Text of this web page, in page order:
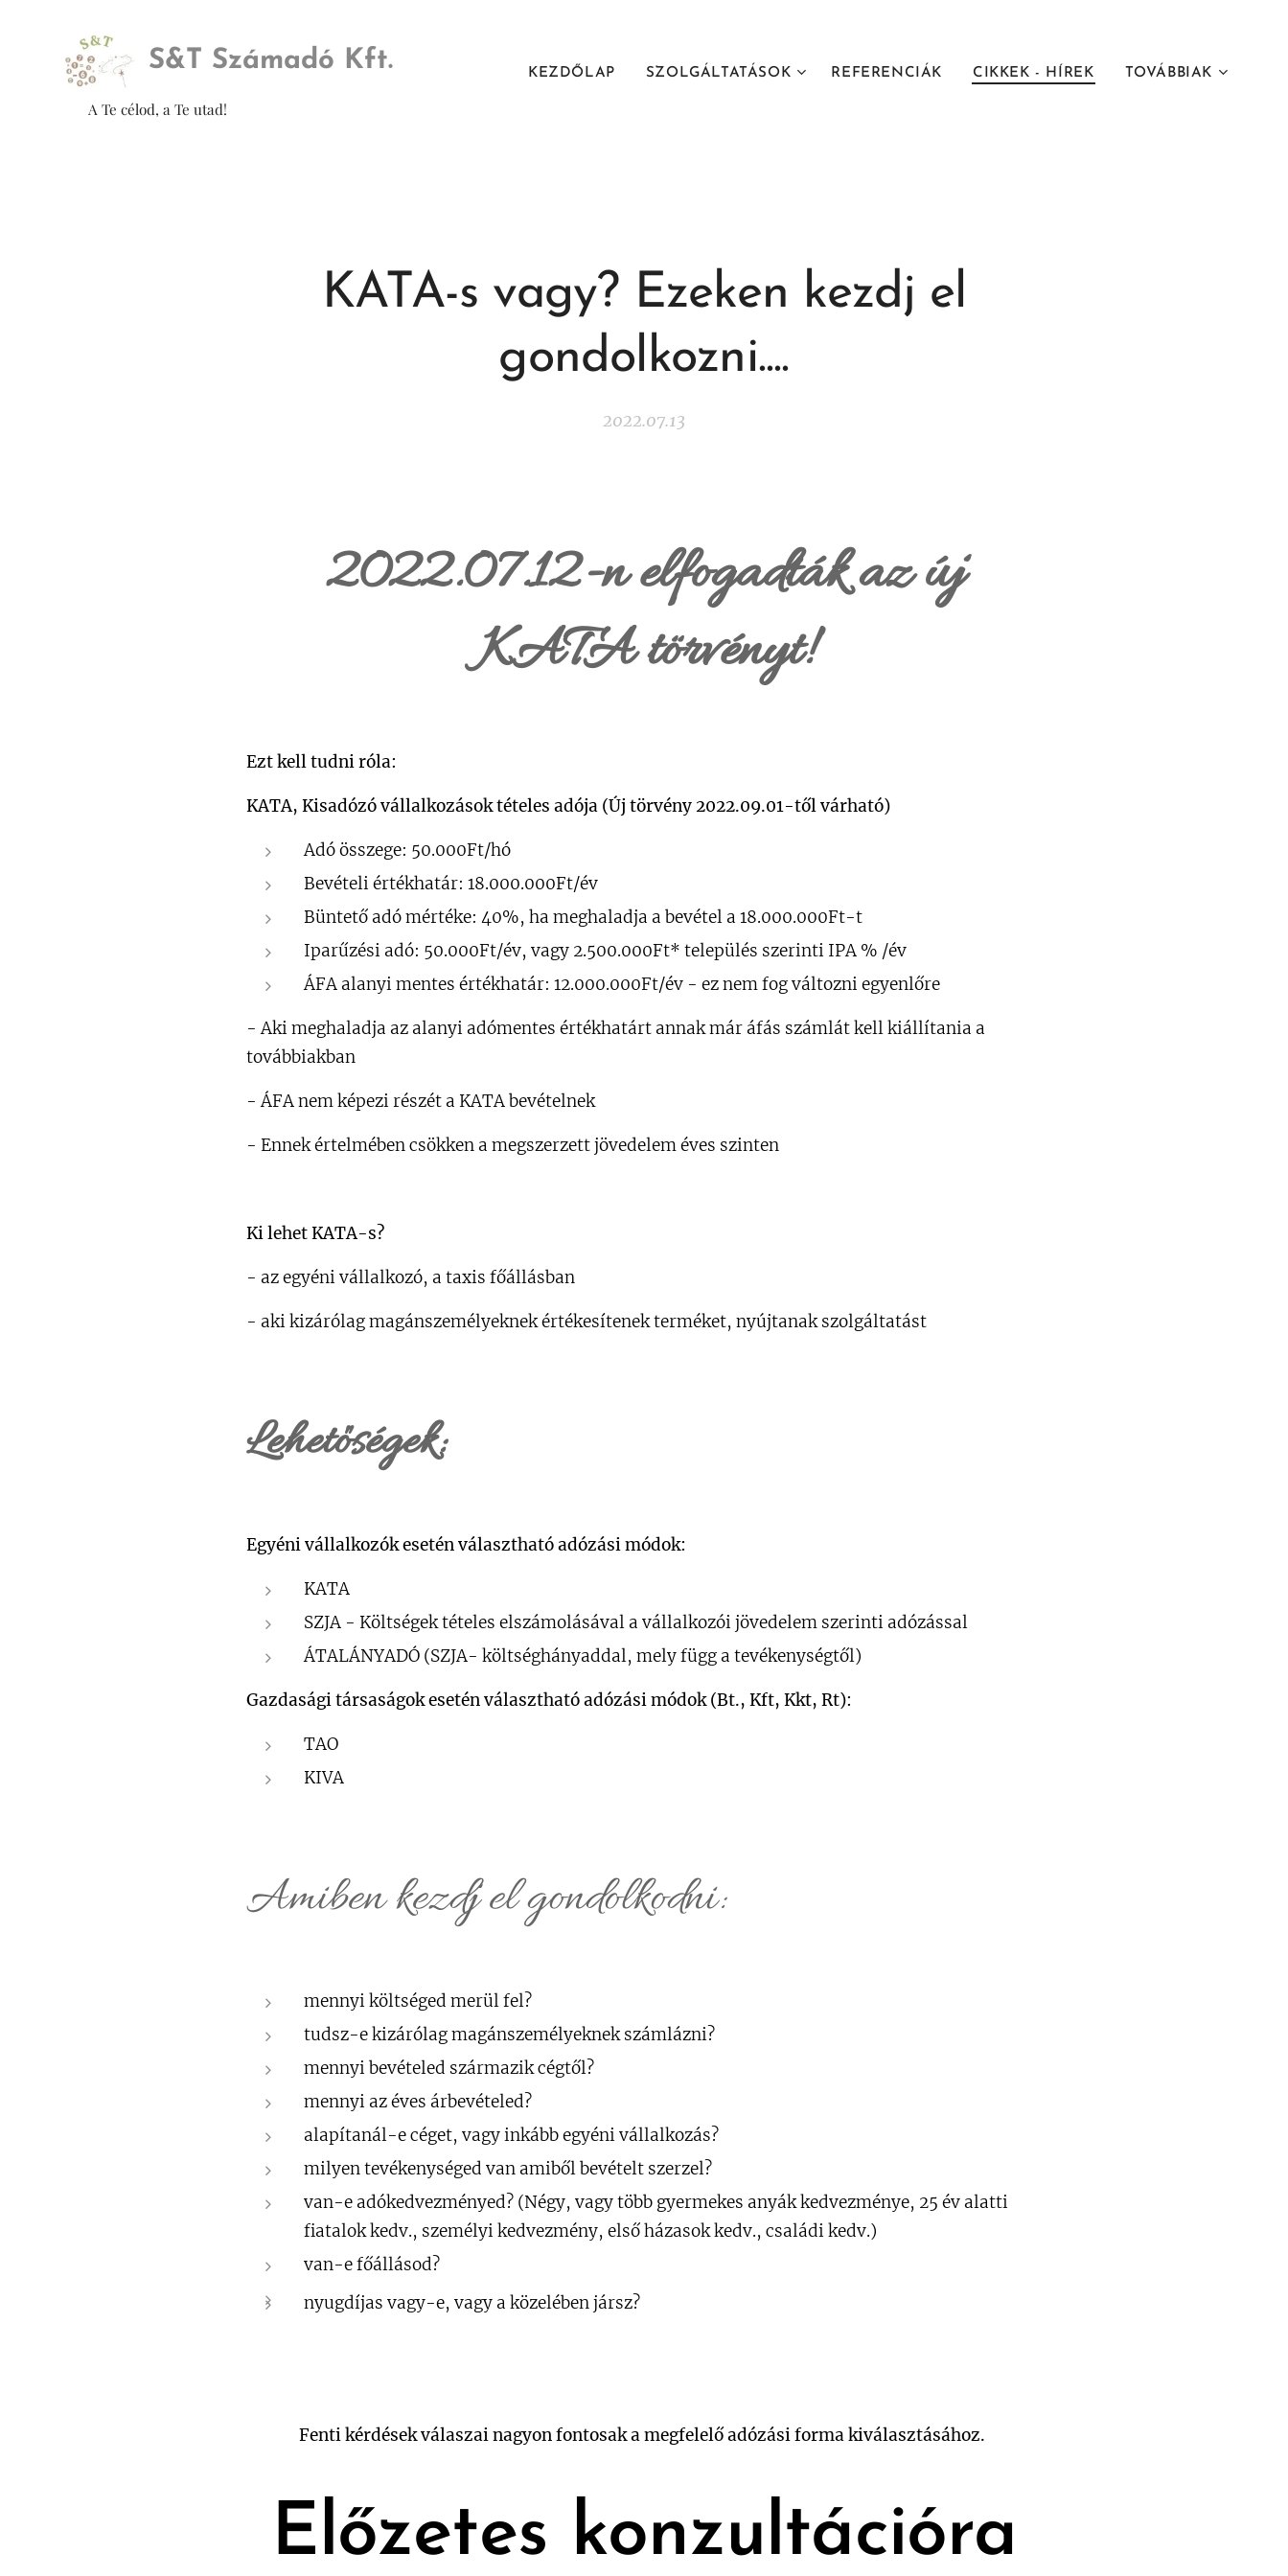
S&T Számadó Kft.
A Te célod, a Te utad!
KEZDŐLAP SZOLGÁLTATÁSOK REFERENCIÁK CIKKEK - HÍREK TOVÁBBIAK
KATA-s vagy? Ezeken kezdj el
gondolkozni....
2022.07.13
2022.07.12-n elfogadták az új
KATA törvényt!
Ezt kell tudni róla:
KATA, Kisadózó vállalkozások tételes adója (Új törvény 2022.09.01-től várható)
Adó összege: 50.000Ft/hó
Bevételi értékhatár: 18.000.000Ft/év
Büntető adó mértéke: 40%, ha meghaladja a bevétel a 18.000.000Ft-t
Iparűzési adó: 50.000Ft/év, vagy 2.500.000Ft* település szerinti IPA % /év
ÁFA alanyi mentes értékhatár: 12.000.000Ft/év - ez nem fog változni egyenlőre
- Aki meghaladja az alanyi adómentes értékhatárt annak már áfás számlát kell kiállítania a
továbbiakban
- ÁFA nem képezi részét a KATA bevételnek
- Ennek értelmében csökken a megszerzett jövedelem éves szinten
Ki lehet KATA-s?
- az egyéni vállalkozó, a taxis főállásban
- aki kizárólag magánszemélyeknek értékesítenek terméket, nyújtanak szolgáltatást
Lehetőségek:
Egyéni vállalkozók esetén választható adózási módok:
KATA
SZJA - Költségek tételes elszámolásával a vállalkozói jövedelem szerinti adózással
ÁTALÁNYADÓ (SZJA- költséghányaddal, mely függ a tevékenységtől)
Gazdasági társaságok esetén választható adózási módok (Bt., Kft, Kkt, Rt):
TAO
KIVA
Amiben kezdj el gondolkodni:
mennyi költséged merül fel?
tudsz-e kizárólag magánszemélyeknek számlázni?
mennyi bevételed származik cégtől?
mennyi az éves árbevételed?
alapítanál-e céget, vagy inkább egyéni vállalkozás?
milyen tevékenységed van amiből bevételt szerzel?
van-e adókedvezményed? (Négy, vagy több gyermekes anyák kedvezménye, 25 év alatti
fiatalok kedv., személyi kedvezmény, első házasok kedv., családi kedv.)
van-e főállásod?
nyugdíjas vagy-e, vagy a közelében jársz?
Fenti kérdések válaszai nagyon fontosak a megfelelő adózási forma kiválasztásához.
Előzetes konzultációra